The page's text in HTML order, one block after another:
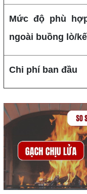
Mức độ phù
ngoài buồng lò/
Chi phí ban đầu